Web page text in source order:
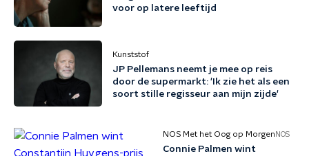
voor op latere leeftijd
Kunststof
JP Pellemans neemt je mee op reis
door de supermarkt: 'Ik zie het als een
soort stille regisseur aan mijn zijde'
NOS Met het Oog op Morgen NOS
Connie Palmen wint